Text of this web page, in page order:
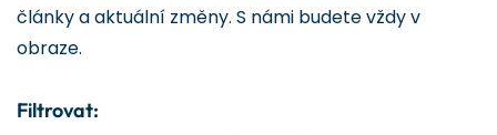
články a aktuální změny. S námi budete vždy v
obraze.
Filtrovat: